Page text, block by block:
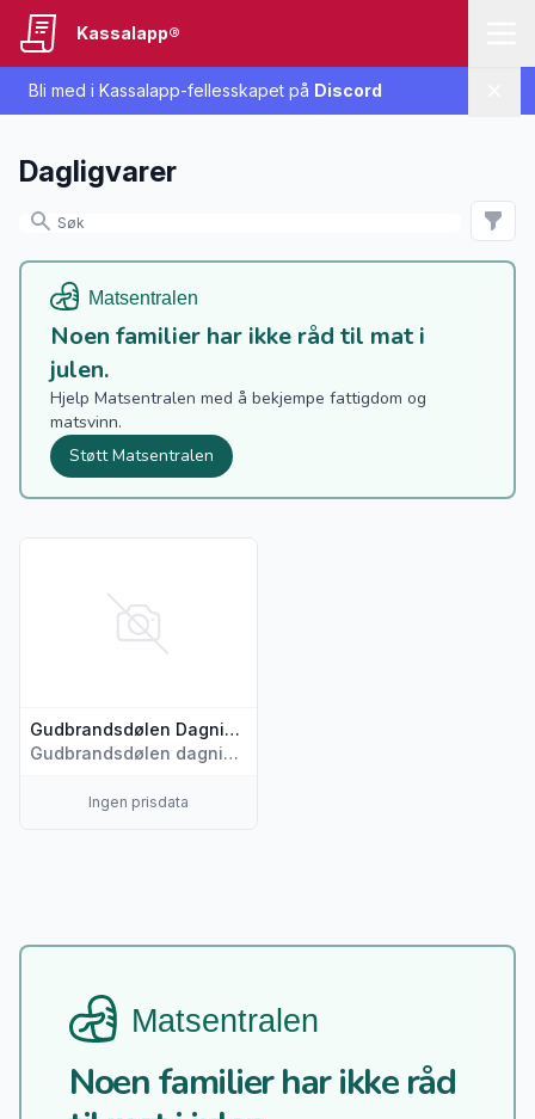
Bli med i Kassalapp-fellesskapet på Discord
Kassalapp®
Dagligvarer
Noen familier har ikke råd til mat i
julen.
Hjelp Matsentralen med å bekjempe fattigdom og
matsvinn.
Støtt Matsentralen
Gudbrandsdølen Dagningen
Gudbrandsdølen dagningen
Ingen prisdata
Noen familier har ikke råd